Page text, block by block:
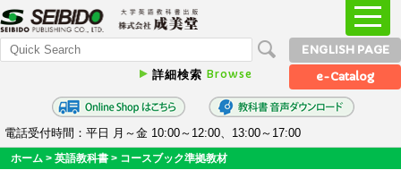
詳細検索 Browse
ENGLISH PAGE
e-Catalog
電話受付時間：平日 月～金 10:00～12:00、13:00～17:00
ホーム > 英語教科書 > コースブック準拠教材